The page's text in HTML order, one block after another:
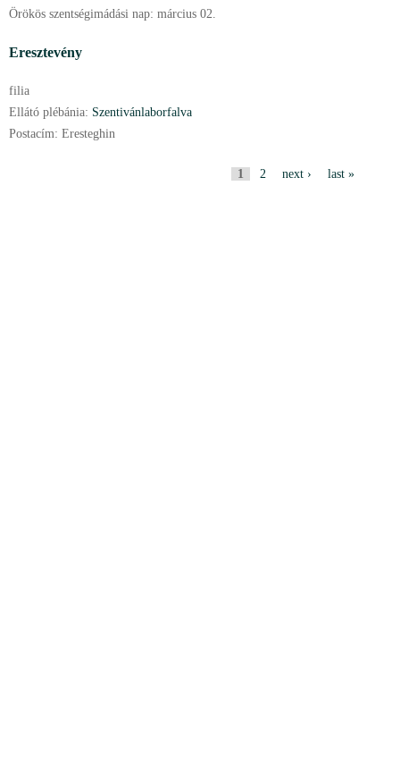
Örökös szentségimádási nap: március 02.
Eresztevény
filia
Ellátó plébánia: Szentivánlaborfalva
Postacím: Eresteghin
1 2 next › last »